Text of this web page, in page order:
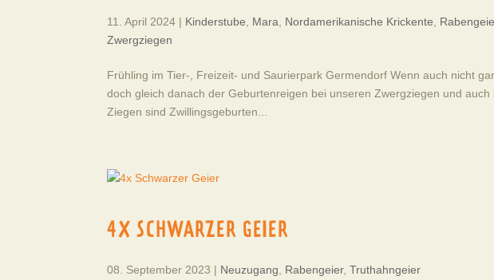
11. April 2024 | Kinderstube Mara Nordamerikanische Krickente
Zwergziegen
Frühling im Tier-, Freizeit- und Saurierpark Germendorf Wenn auch nicht
doch gleich danach der Geburtenreigen bei unseren Zwergziegen und
Ziegen sind Zwillingsgeburten...
4X SCHWARZER GEIER
08. September 2023 | Neuzugang Rabengeier,Truthahngeier